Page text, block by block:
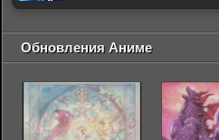
Обновления Аниме